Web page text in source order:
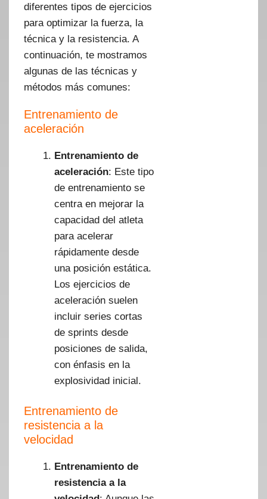
diferentes tipos de ejercicios
para optimizar la fuerza, la
técnica y la resistencia. A
continuación, te mostramos
algunas de las técnicas y
métodos más comunes:
Entrenamiento de
aceleración
Entrenamiento de
aceleración: Este tipo
de entrenamiento se
centra en mejorar la
capacidad del atleta
para acelerar
rápidamente desde
una posición estática.
Los ejercicios de
aceleración suelen
incluir series cortas
de sprints desde
posiciones de salida,
con énfasis en la
explosividad inicial.
Entrenamiento de
resistencia a la
velocidad
Entrenamiento de
resistencia a la